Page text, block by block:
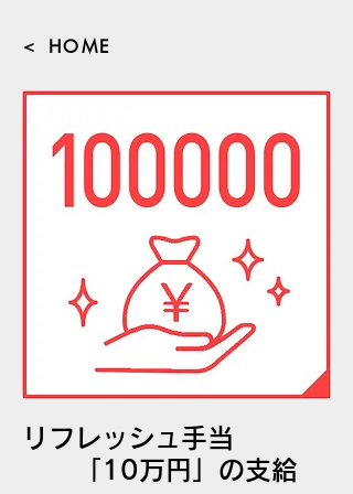
＜ HOME
リフレッシュ手当
「10万円」の支給